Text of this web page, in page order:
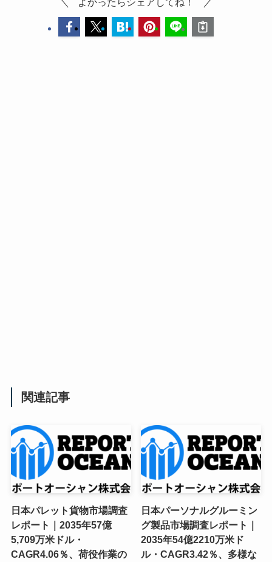
関連記事
日本パレット貨物市場調査
レポート｜2035年57億
5,709万米ドル・
CAGR4.06％、荷役作業の
日本パーソナルグルーミン
グ製品市場調査レポート｜
2035年54億2210万米ド
ル・CAGR3.42％、多様な